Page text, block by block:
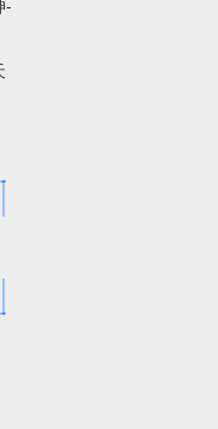
-